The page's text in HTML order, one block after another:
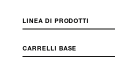
LINEA DI PRODOTTI
CARRELLI BASE